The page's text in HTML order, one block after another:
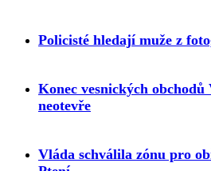
Policisté hledají muže z
Konec vesnických obchodů
neotevře
Vláda schválila zónu pro